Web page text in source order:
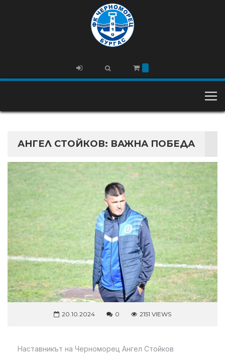
АНГЕЛ СТОЙКОВ: ВАЖНА ПОБЕДА
20.10.2024 0 2151 VIEWS
Наставникът на Черноморец Ангел Стойков